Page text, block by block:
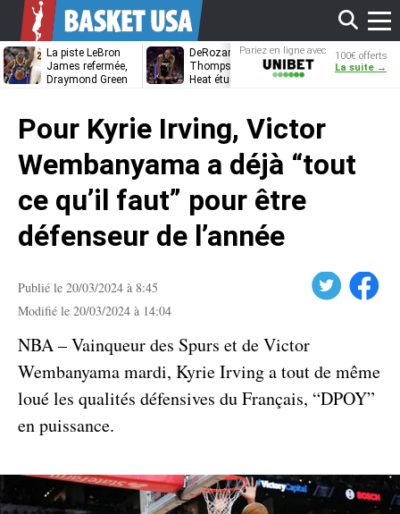
La piste LeBron
James refermée,
Draymond Green
DeRozan, Beal,
Thompson… Le
Heat étudie ses
Kentavious
Caldwell-
Pariez en ligne avec
Unibet
100€ offerts
La suite →
Pour Kyrie Irving, Victor
Wembanyama a déjà “tout
ce qu’il faut” pour être
défenseur de l’année
Publié le 20/03/2024 à 8:45
Modifié le 20/03/2024 à 14:04
Facebook
NBA – Vainqueur des Spurs et de Victor
Wembanyama mardi, Kyrie Irving a tout de même
loué les qualités défensives du Français, “DPOY”
en puissance.